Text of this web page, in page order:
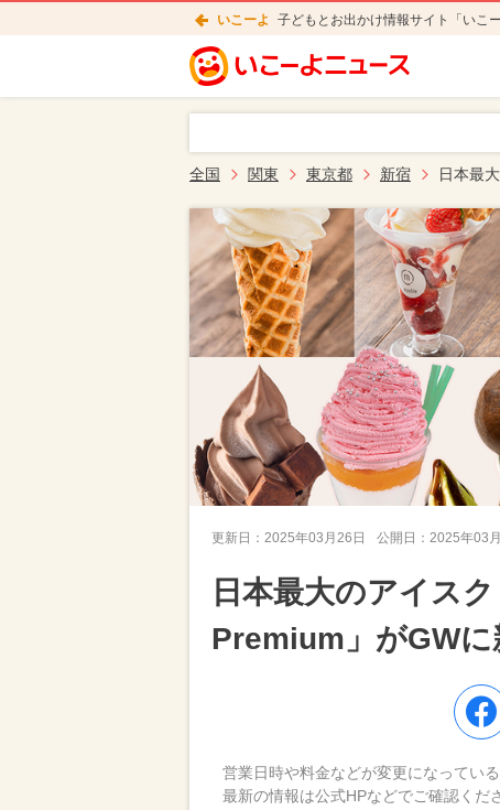
いこーよ 子どもとお出かけ情報サイト「いこ
全国 関東 東京都 新宿 日本最
更新日： 2025年03月26日 公開日： 2025年03
日本最大のアイス
Premium」がGW
営業日時や料金などが変更になっている
最新の情報は公式HPなどでご確認くだ